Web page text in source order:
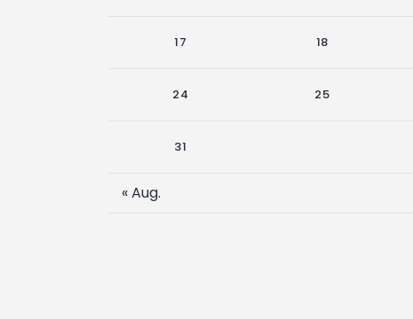
« Aug.
17 18
24 25
31